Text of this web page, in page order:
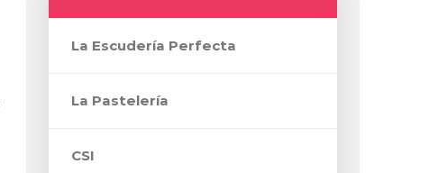
La Escudería Perfecta
La Pastelería
CSI